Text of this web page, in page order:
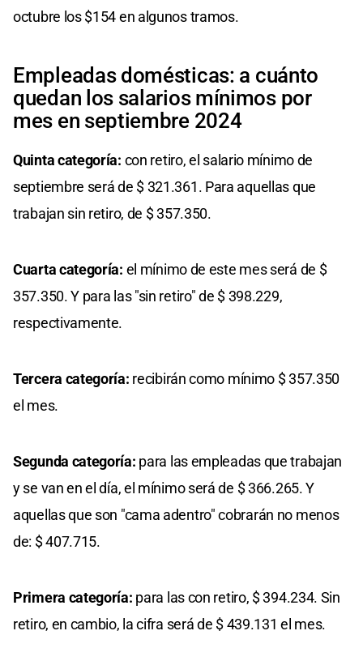
octubre los $154 en algunos tramos.
Empleadas domésticas: a cuánto
quedan los salarios mínimos por
mes en septiembre 2024
Quinta categoría: con retiro, el salario mínimo de
septiembre será de $ 321.361. Para aquellas que
trabajan sin retiro, de $ 357.350.
Cuarta categoría: el mínimo de este mes será de $
357.350. Y para las "sin retiro" de $ 398.229,
respectivamente.
Tercera categoría: recibirán como mínimo $ 357.350
el mes.
Segunda categoría: para las empleadas que trabajan
y se van en el día, el mínimo será de $ 366.265. Y
aquellas que son "cama adentro" cobrarán no menos
de: $ 407.715.
Primera categoría: para las con retiro, $ 394.234. Sin
retiro, en cambio, la cifra será de $ 439.131 el mes.